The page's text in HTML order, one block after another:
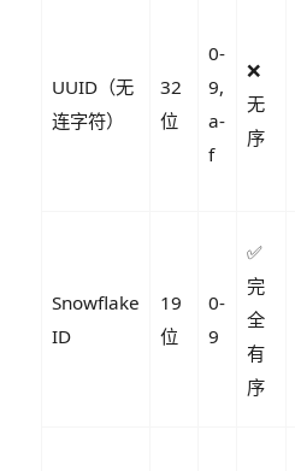
UUID（无
连字符）
32
位
0-
9,
a-
f
❌
无
序
Snowflake
ID
19
位
0-
9
✅
完
全
有
序